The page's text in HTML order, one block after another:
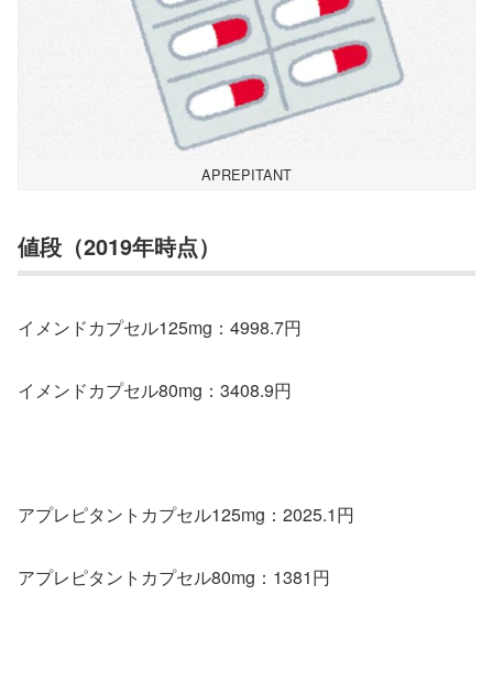
APREPITANT
値段（2019年時点）
イメンドカプセル125mg：4998.7円
イメンドカプセル80mg：3408.9円
アプレピタントカプセル125mg：2025.1円
アプレピタントカプセル80mg：1381円